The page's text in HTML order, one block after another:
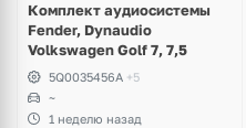
Комплект аудиосистемы
Fender, Dynaudio
Volkswagen Golf 7, 7,5
5Q0035456A +5
~
1 неделю назад